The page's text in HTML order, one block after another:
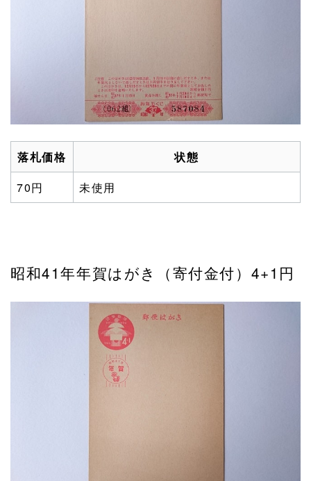
落札価格
状態
70円
未使用
昭和41年年賀はがき（寄付金付）4+1円